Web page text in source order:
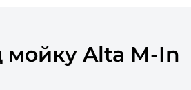
Alta M-In